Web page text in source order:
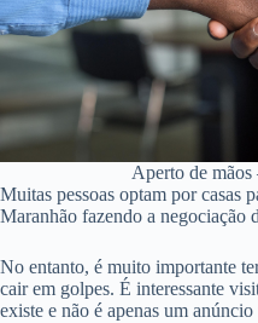
Aperto de mãos
Muitas pessoas optam por casas
Maranhão fazendo a negociação
No entanto, é muito importante
cair em golpes. É interessante
existe e não é apenas um anúncio